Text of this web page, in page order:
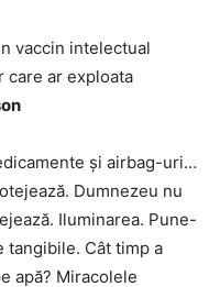
vaccin intelectual
ar exploata
și airbag-uri…
Dumnezeu nu
Iluminarea. Pune-
tangibile. Cât timp a
apă? Miracolele